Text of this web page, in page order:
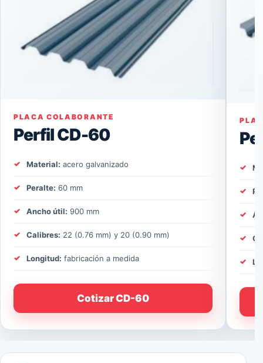
PLACA COLABORANTE
Perfil CD-60
Material: acero galvanizado
Peralte: 60 mm
Ancho útil: 900 mm
Calibres: 22 (0.76 mm) y 20 (0.90 mm)
Longitud: fabricación a medida
Cotizar CD-60